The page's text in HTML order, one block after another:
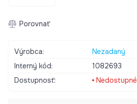
Porovnať
Výrobca:
Nezadaný
Interný kód:
1082693
Dostupnosť:
Nedostupné